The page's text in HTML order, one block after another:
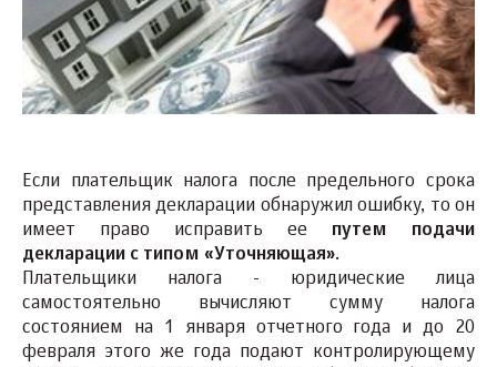
Если плательщик налога после предельного срока
представления декларации обнаружил ошибку, то он
имеет право исправить ее путем подачи
декларации с типом «Уточняющая».
Плательщики налога - юридические лица
самостоятельно вычисляют сумму налога
состоянием на 1 января отчетного года и до 20
февраля этого же года подают контролирующему